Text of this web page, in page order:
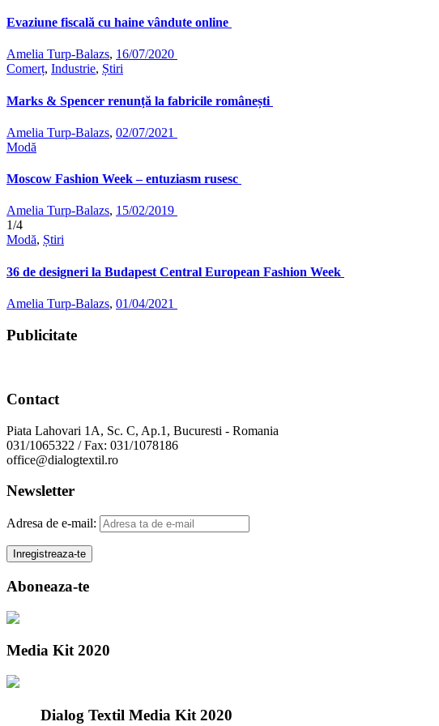
Evaziune fiscală cu haine vândute online
Amelia Turp-Balazs, 16/07/2020
Comerț, Industrie, Știri
Marks & Spencer renunță la fabricile românești
Amelia Turp-Balazs, 02/07/2021
Modă
Moscow Fashion Week – entuziasm rusesc
Amelia Turp-Balazs, 15/02/2019
1/4
Modă, Știri
36 de designeri la Budapest Central European Fashion Week
Amelia Turp-Balazs, 01/04/2021
Publicitate
Contact
Piata Lahovari 1A, Sc. C, Ap.1, Bucuresti - Romania
031/1065322 / Fax: 031/1078186
office@dialogtextil.ro
Newsletter
Adresa de e-mail:
Aboneaza-te
Media Kit 2020
Dialog Textil Media Kit 2020